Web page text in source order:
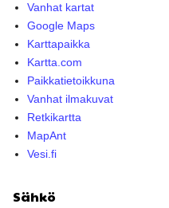
Vanhat kartat
Google Maps
Karttapaikka
Kartta.com
Paikkatietoikkuna
Vanhat ilmakuvat
Retkikartta
MapAnt
Vesi.fi
Sähkö